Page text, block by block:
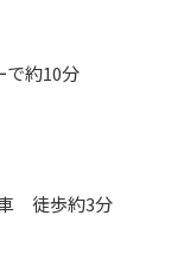
で約10分
車 徒歩約3分